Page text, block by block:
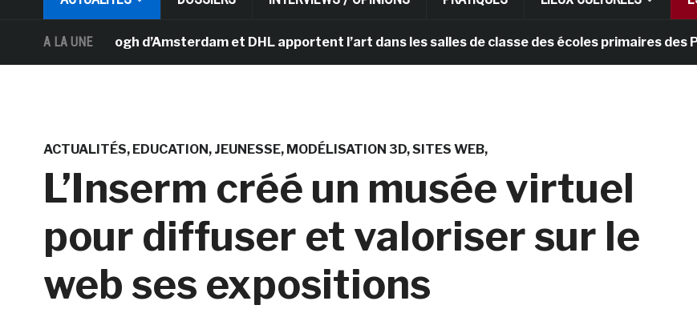
A LA UNE
Van Gogh d’Amsterdam et DHL apportent l’art dans les salles de classe des écoles primaires des Pays-bas
ACTUALITÉS EDUCATION JEUNESSE MODÉLISATION 3D SITES WEB
L’Inserm créé un musée virtuel
pour diffuser et valoriser sur le
web ses expositions